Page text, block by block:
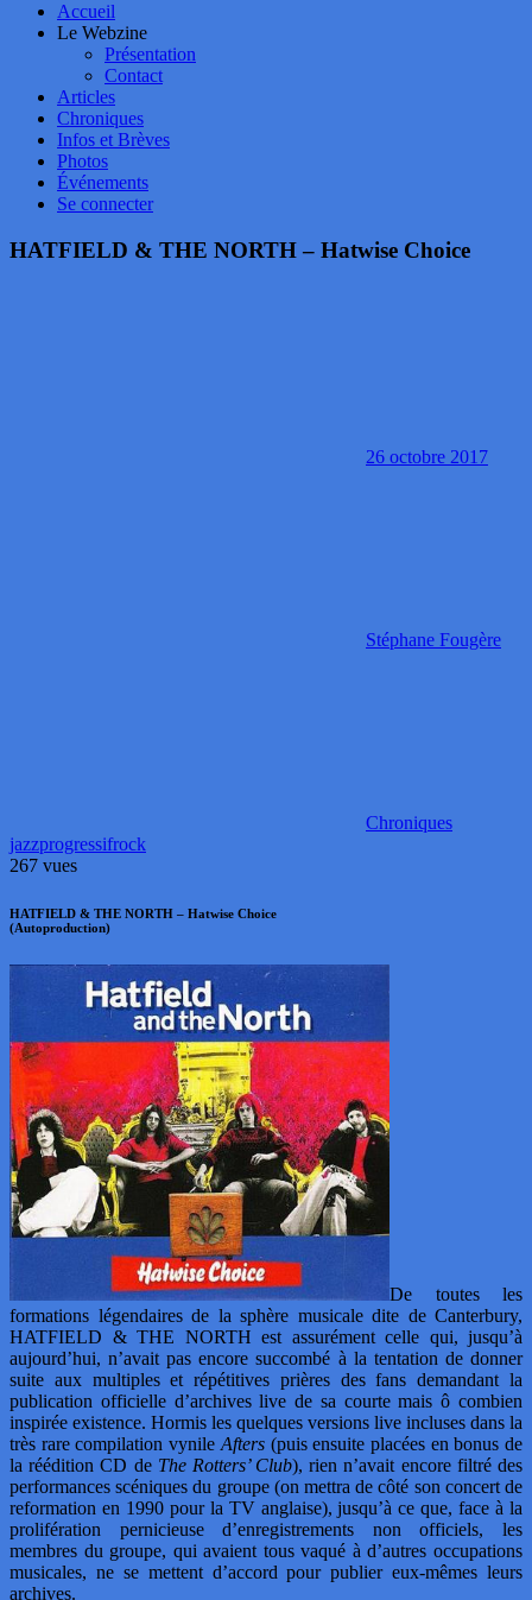
Accueil
Le Webzine
Présentation
Contact
Articles
Chroniques
Infos et Brèves
Photos
Événements
Se connecter
HATFIELD & THE NORTH – Hatwise Choice
26 octobre 2017
Stéphane Fougère
Chroniques
jazzprogressifrock
267 vues
HATFIELD & THE NORTH – Hatwise Choice
(Autoproduction)
De toutes les
formations légendaires de la sphère musicale dite de Canterbury,
HATFIELD & THE NORTH est assurément celle qui, jusqu’à
aujourd’hui, n’avait pas encore succombé à la tentation de donner
suite aux multiples et répétitives prières des fans demandant la
publication officielle d’archives live de sa courte mais ô combien
inspirée existence. Hormis les quelques versions live incluses dans la
très rare compilation vynile Afters(puis ensuite placées en bonus de
la réédition CD de The Rotters’ Club), rien n’avait encore filtré des
performances scéniques du groupe (on mettra de côté son concert de
reformation en 1990 pour la TV anglaise), jusqu’à ce que, face à la
prolifération pernicieuse d’enregistrements non officiels, les
membres du groupe, qui avaient tous vaqué à d’autres occupations
musicales, ne se mettent d’accord pour publier eux-mêmes leurs
archives.